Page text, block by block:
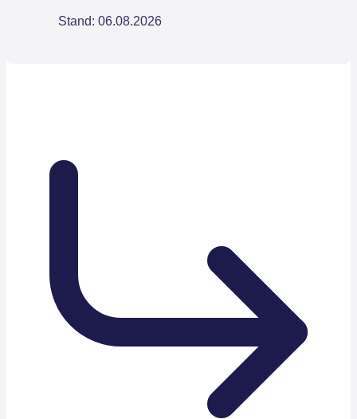
Stand: 06.08.2026